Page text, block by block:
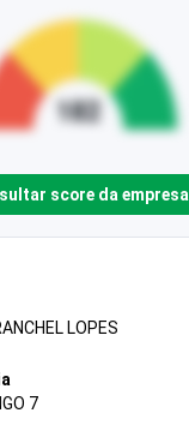
score da empresa
LOPES
7